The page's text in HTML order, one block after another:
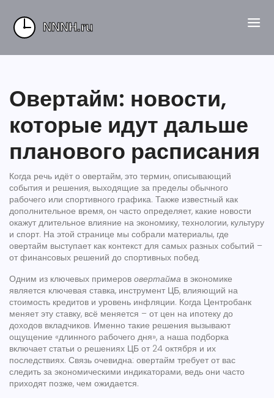
Овертайм: новости,
которые идут дальше
планового расписания
Когда речь идёт о овертайм, это термин, описывающий
события и решения, выходящие за пределы обычного
рабочего или спортивного графика. Также известный как
дополнительное время, он часто определяет, какие новости
окажут длительное влияние на экономику, технологии, культуру
и спорт. На этой странице мы собрали материалы, где
овертайм выступает как контекст для самых разных событий –
от финансовых решений до спортивных побед.
Одним из ключевых примеров овертайма в экономике
является ключевая ставка, инструмент ЦБ, влияющий на
стоимость кредитов и уровень инфляции. Когда Центробанк
меняет эту ставку, всё меняется – от цен на ипотеку до
доходов вкладчиков. Именно такие решения вызывают
ощущение «длинного рабочего дня», а наша подборка
включает статьи о решениях ЦБ от 24 октября и их
последствиях. Связь очевидна: овертайм требует от вас
следить за экономическими индикаторами, ведь они часто
приходят позже, чем ожидается.